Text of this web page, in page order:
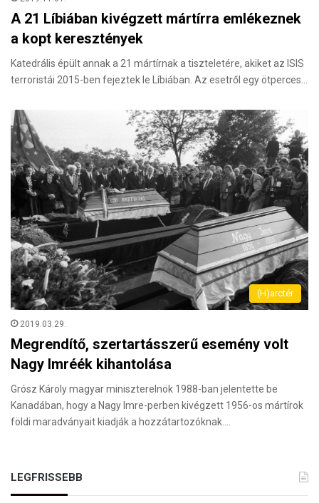
A 21 Líbiában kivégzett mártírra emlékeznek
a kopt keresztények
Katedrális épült annak a 21 mártírnak a tiszteletére, akiket az ISIS
terroristái 2015-ben fejeztek le Líbiában. Az esetről egy ötperces…
(H)arctér
2019.03.29.
Megrendítő, szertartásszerű esemény volt
Nagy Imréék kihantolása
Grósz Károly magyar miniszterelnök 1988-ban jelentette be
Kanadában, hogy a Nagy Imre-perben kivégzett 1956-os mártírok
földi maradványait kiadják a hozzátartozóknak.…
LEGFRISSEBB